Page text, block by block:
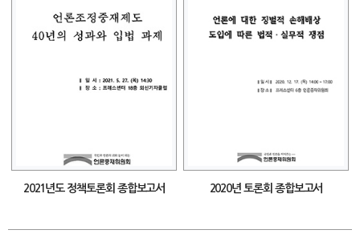
2021년도 정책토론회 종합보고서 2020년 토론회 종합보고서